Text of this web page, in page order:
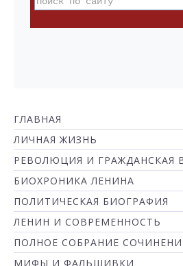
ГЛАВНАЯ
ЛИЧНАЯ ЖИЗНЬ
РЕВОЛЮЦИЯ И ГРАЖДАНСКАЯ
БИОХРОНИКА ЛЕНИНА
ПОЛИТИЧЕСКАЯ БИОГРАФИЯ
ЛЕНИН И СОВРЕМЕННОСТЬ
ПОЛНОЕ СОБРАНИЕ
МИФЫ И ФАЛЬШИВКИ